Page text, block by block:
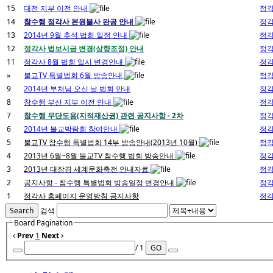
15
대전 지부 이전 안내
정
14
참수행 정각사 본원불사 완공 안내
정
13
2014년 9월 추석 법회 일정 안내
정
12
정각사 법보시금 변경(상향조정) 안내
정
11
정각사 8월 법회 일시 변경안내
정
»
불교TV 특별법회 6월 방송안내
정
9
2014년 부처님 오신 날 법회 안내
정
8
참수행 부산 지부 이전 안내
정
7
참수행 무단도용(지적재산권) 관련 공지사항 - 2차
정
6
2014년 불교박람회 참여안내
정
5
불교TV 참수행 특별법회 14부 방송안내(2013년 10월)
정
4
2013년 6월~8월 불교TV 참수행 법회 방송안내
정
3
2013년 대장경 세계문화축전 안내자료
정
2
공지사항 - 참수행 특별법회 방송일정 변경안내
정
1
정각사 홈페이지 운영방침 공지사항
정
Search
검색
Board Pagination
Prev 1 Next
/ 1
GO